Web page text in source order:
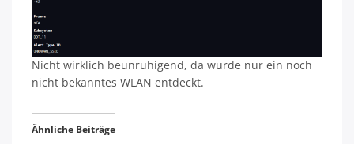
Nicht wirklich beunruhigend, da wurde nur ein noch
nicht bekanntes WLAN entdeckt.
Ähnliche Beiträge